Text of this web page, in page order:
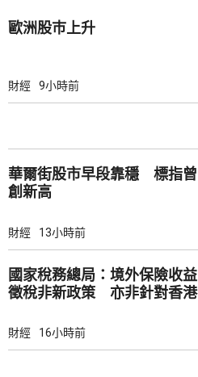
歐洲股巿上升
財經 9小時前
華爾街股市早段靠穩 標指曾
創新高
財經 13小時前
國家稅務總局：境外保險收益
徵稅非新政策 亦非針對香港
財經 16小時前